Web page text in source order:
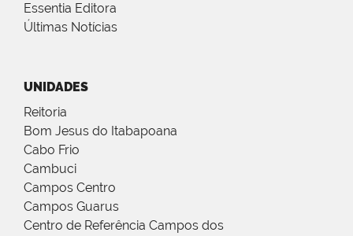
Essentia Editora
Últimas Notícias
UNIDADES
Reitoria
Bom Jesus do Itabapoana
Cabo Frio
Cambuci
Campos Centro
Campos Guarus
Centro de Referência Campos dos